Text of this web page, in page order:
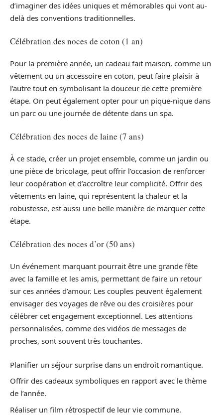
d’imaginer des idées uniques et mémorables qui vont au-
delà des conventions traditionnelles.
Célébration des noces de coton (1 an)
Pour la première année, un cadeau fait maison, comme un
vêtement ou un accessoire en coton, peut faire plaisir à
l’autre tout en symbolisant la douceur de cette première
étape. On peut également opter pour un pique-nique dans
un parc ou une journée de détente dans un spa.
Célébration des noces de laine (7 ans)
À ce stade, créer un projet ensemble, comme un jardin ou
une pièce de bricolage, peut offrir l’occasion de renforcer
leur coopération et d’accroître leur complicité. Offrir des
vêtements en laine, qui représentent la chaleur et la
robustesse, est aussi une belle manière de marquer cette
étape.
Célébration des noces d’or (50 ans)
Un événement marquant pourrait être une grande fête
avec la famille et les amis, permettant de faire un retour
sur ces années d’amour. Les couples peuvent également
envisager des voyages de rêve ou des croisières pour
célébrer cet engagement exceptionnel. Les attentions
personnalisées, comme des vidéos de messages de
proches, sont souvent très touchantes.
Planifier un séjour surprise dans un endroit romantique.
Offrir des cadeaux symboliques en rapport avec le thème
de l’année.
Réaliser un film rétrospectif de leur vie commune.